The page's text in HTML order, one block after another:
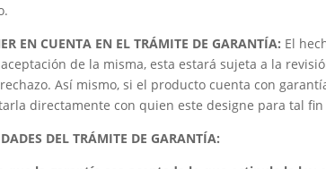
EN CUENTA EN EL TRÁMITE DE GARANTÍA: El
de la misma, esta estará sujeta a la
Así mismo, si el producto cuenta con
directamente con quien este designe para tal
DEL TRÁMITE DE GARANTÍA: